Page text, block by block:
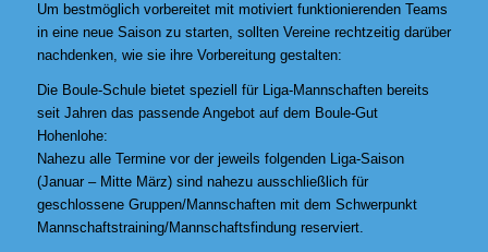
Um bestmöglich vorbereitet mit motiviert funktionierenden Teams
in eine neue Saison zu starten, sollten Vereine rechtzeitig darüber
nachdenken, wie sie ihre Vorbereitung gestalten:
Die Boule-Schule bietet speziell für Liga-Mannschaften bereits
seit Jahren das passende Angebot auf dem Boule-Gut
Hohenlohe:
Nahezu alle Termine vor der jeweils folgenden Liga-Saison
(Januar – Mitte März) sind nahezu ausschließlich für
geschlossene Gruppen/Mannschaften mit dem Schwerpunkt
Mannschaftstraining/Mannschaftsfindung reserviert.